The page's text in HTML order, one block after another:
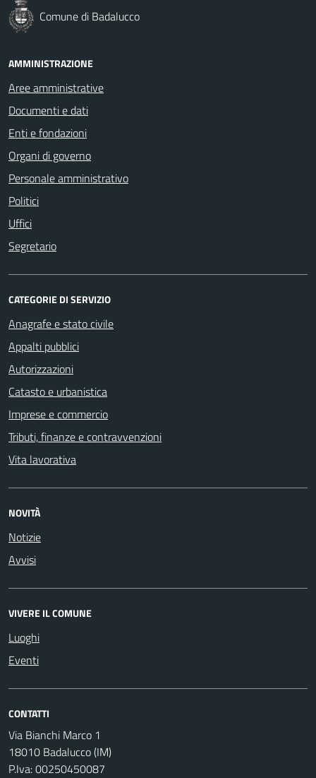
Comune di Badalucco
AMMINISTRAZIONE
Aree amministrative
Documenti e dati
Enti e fondazioni
Organi di governo
Personale amministrativo
Politici
Uffici
Segretario
CATEGORIE DI SERVIZIO
Anagrafe e stato civile
Appalti pubblici
Autorizzazioni
Catasto e urbanistica
Imprese e commercio
Tributi, finanze e contravvenzioni
Vita lavorativa
NOVITÀ
Notizie
Avvisi
VIVERE IL COMUNE
Luoghi
Eventi
CONTATTI
Via Bianchi Marco 1
18010 Badalucco (IM)
P.Iva: 00250450087